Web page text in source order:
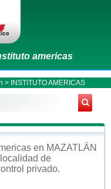
americas
> INSTITUTO AMERICAS
en MAZATLÁN
de
privado.